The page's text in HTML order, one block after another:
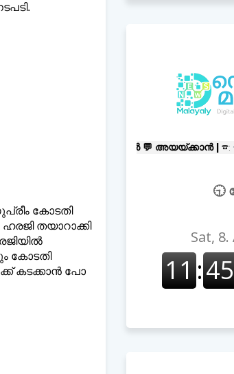
കോടതി
തയാറാക്കി
കോടതി
കടക്കാന്‍ പോ
അയയ്ക്കാൻ | ☎:
🕤